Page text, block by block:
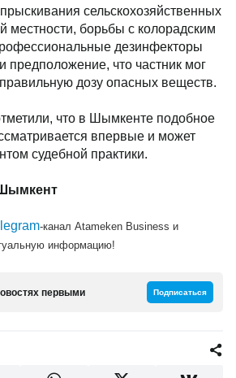
сельскохозяйственных
местности, борьбы с колорадским
дезинфекторы
предположение, что частник мог
дозу опасных веществ.
что в Шымкенте подобное
впервые и может
судебной практики.
-канал Atameken Business и
информацию!
первыми Подписаться